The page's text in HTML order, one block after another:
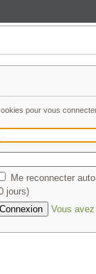
pour vous
Me reconnecter
jours)
Vous